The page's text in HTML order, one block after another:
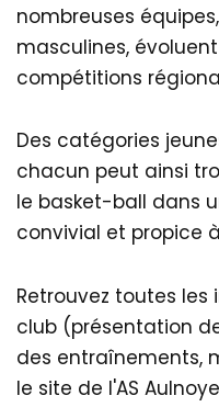
nombreuses
masculines,
compétitions
Des catégories
chacun peut ainsi
le basket-ball dans
convivial et propice
Retrouvez toutes
club (présentation
des entraînements,
le site de l'AS